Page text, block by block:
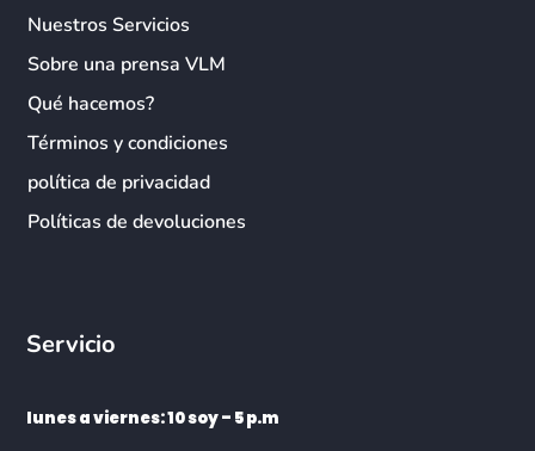
Nuestros Servicios
Sobre una prensa VLM
Qué hacemos?
Términos y condiciones
política de privacidad
Políticas de devoluciones
Servicio
lunes a viernes: 10 soy – 5 p.m